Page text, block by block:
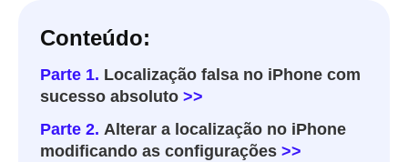
Conteúdo:
Parte 1. Localização falsa no iPhone com
sucesso absoluto >>
Parte 2. Alterar a localização no iPhone
modificando as configurações >>